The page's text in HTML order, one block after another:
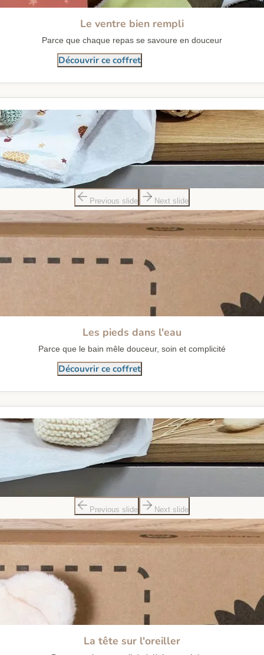
Le ventre bien rempli
Parce que chaque repas se savoure en douceur
Découvrir ce coffret
Previous slide Next slide
Les pieds dans l'eau
Parce que le bain mêle douceur, soin et complicité
Découvrir ce coffret
Previous slide Next slide
La tête sur l'oreiller